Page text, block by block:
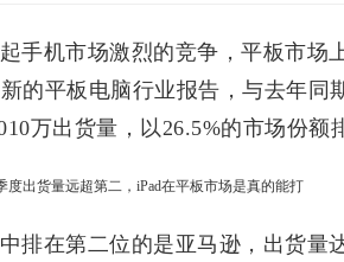
手机市场激烈的竞争，平板市场
的平板电脑行业报告，与去年同
万出货量，以26.5%的市场份额
排在第二位的是亚马逊，出货量